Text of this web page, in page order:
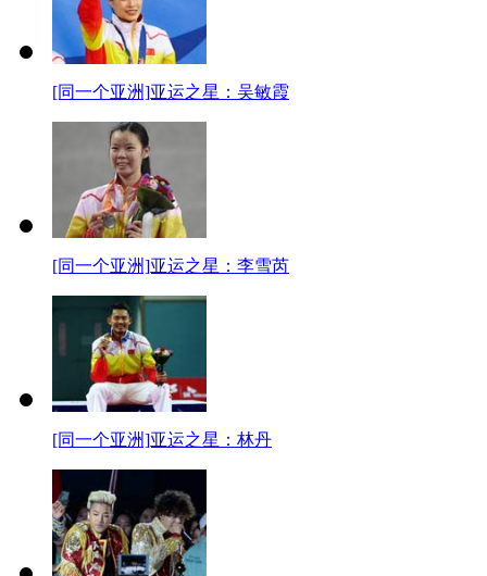
[同一个亚洲]亚运之星：吴敏霞
[同一个亚洲]亚运之星：李雪芮
[同一个亚洲]亚运之星：林丹